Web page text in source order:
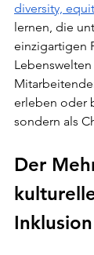
diversity,
lernen, die
einzigartigen
erleben oder
sondern als
Der
Inklusion